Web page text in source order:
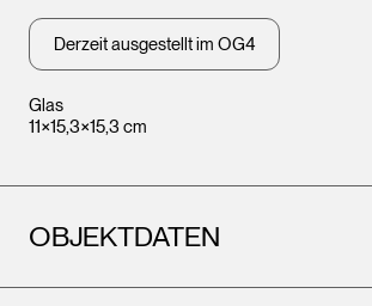
Glas
11×15,3×15,3 cm
Derzeit ausgestellt im OG4
OBJEKTDATEN